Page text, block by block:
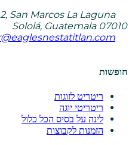
San Marcos La Laguna
Sololá, Guatemala 07010
חופשות
ריטריט לזוגות
ריטריטי יוגה
לינה על בסיס הכל כלול
הזמנות לקבוצות